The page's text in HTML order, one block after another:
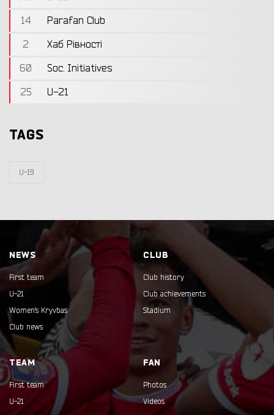
14
Parafan Club
2
Хаб Рівності
60
Soc. Initiatives
25
U-21
TAGS
U-19
NEWS
First team
U-21
Women's Kryvbas
Club news
CLUB
Club history
Club achievements
Stadium
TEAM
First team
U-21
FAN
Photos
Videos